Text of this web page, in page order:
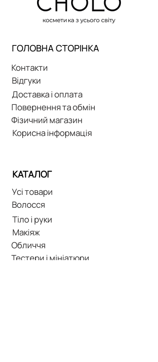
ГОЛОВНА СТОРІНКА
КАТАЛОГ
Контакти
Відгуки
Доставка і оплата
Повернення та обмін
Фізичний магазин
Корисна інформація
Усі товари
Волосся
Тіло і руки
Макіяж
Обличчя
Тестери і мініатюри